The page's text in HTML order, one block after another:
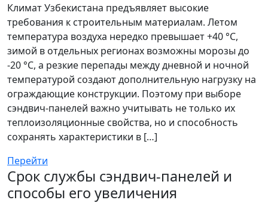
Климат Узбекистана предъявляет высокие
требования к строительным материалам. Летом
температура воздуха нередко превышает +40 °C,
зимой в отдельных регионах возможны морозы до
-20 °C, а резкие перепады между дневной и ночной
температурой создают дополнительную нагрузку на
ограждающие конструкции. Поэтому при выборе
сэндвич-панелей важно учитывать не только их
теплоизоляционные свойства, но и способность
сохранять характеристики в […]
Перейти
Срок службы сэндвич-панелей и
способы его увеличения